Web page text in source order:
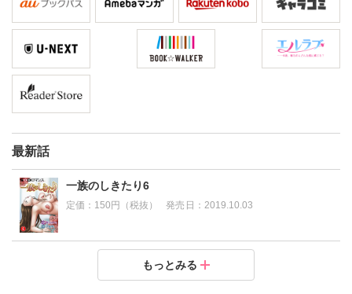
最新話
一族のしきたり6
定価： 150円（税抜） 発売日： 2019.10.03
一族のしきたり5
150円（税抜） 発売日：2019.07.29
一族のしきたり4
150円（税抜） 発売日：2019.02.27
一族のしきたり3
150円（税抜） 発売日：2019.02.27
一族のしきたり2
150円（税抜） 発売日：2019.02.27
一族のしきたり1
150円（税抜） 発売日：2019.03.08
もっとみる